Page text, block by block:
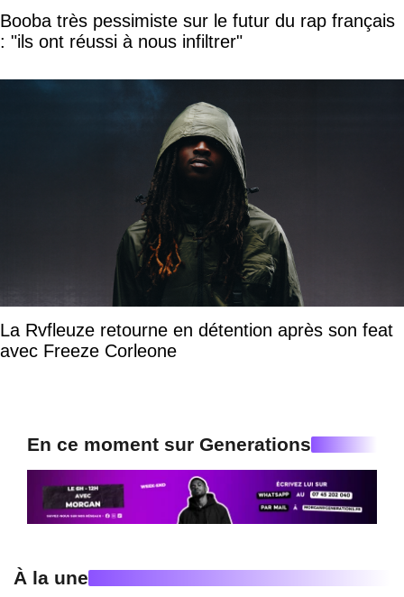
Booba très pessimiste sur le futur du rap français
: "ils ont réussi à nous infiltrer"
La Rvfleuze retourne en détention après son feat
avec Freeze Corleone
En ce moment sur Generations
À la une